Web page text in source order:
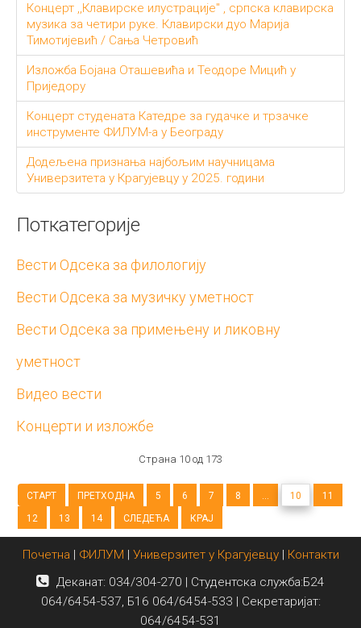
Концерт ,,Клавирске илустрације" , српска клавирска
музика за четири руке. Клавирски дуо Марија
Тимотијевић / Сања Четровић
Изложба Бојана Оташевића и Теодоре Мицић у
Приједору
Концерт студената Катедре за гудачке и трзачке
инструменте ФИЛУМ-а у Београду
Додељена признања најбољим научницама
Универзитета у Крагујевцу у 2025. години
Поткатегорије
Вести Одсека за филологију
Вести Одсека за музичку уметност
Вести Одсека за примењену и ликовну
уметност
Видео вести
Концерти и изложбе
Страна 10 од 173
СТАРТ ПРЕТХОДНА 5 6 7 8 ... 10
11
12
13 14 СЛЕДЕЋА КРАЈ
Почетна ФИЛУМ Универзитет у Крагујевцу| Контакти
Деканат: 034/304-270 | Студентска служба:Б24
064/6454-537, Б16 064/6454-533 | Секретаријат:
064/6454-531